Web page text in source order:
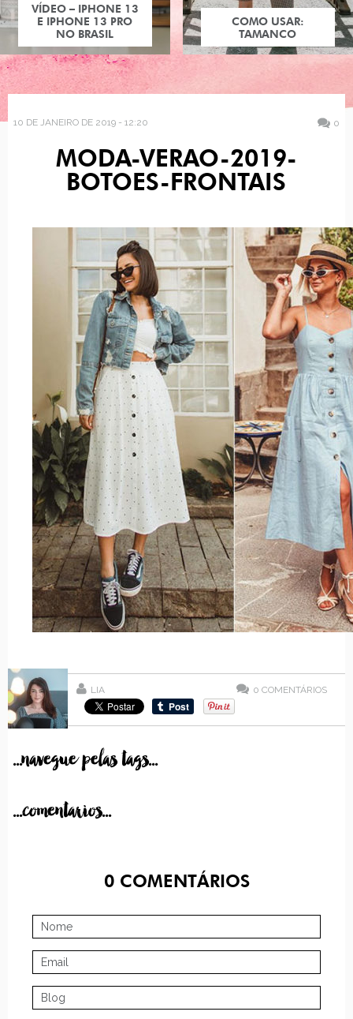
VÍDEO – IPHONE 13
E IPHONE 13 PRO
NO BRASIL
COMO USAR:
TAMANCO
10 DE JANEIRO DE 2019 - 12:20 0
MODA-VERAO-2019-
BOTOES-FRONTAIS
LIA 0 COMENTÁRIOS
...navegue pelas tags...
...comentarios...
0COMENTÁRIOS